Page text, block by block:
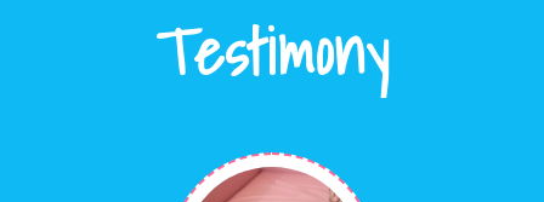
Testimony